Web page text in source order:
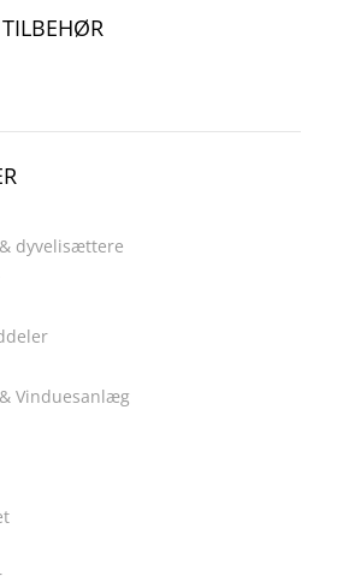
dyvelisættere
Vinduesanlæg